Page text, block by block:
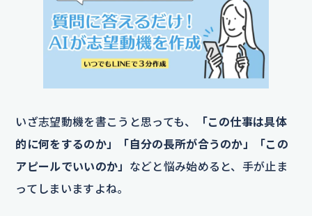
いざ志望動機を書こうと思っても、
「この仕事は具体
的に何をするのか」「自分の長所が合うのか」「この
アピールでいいのか」 などと悩み始めると、手が止ま
ってしまいますよね。